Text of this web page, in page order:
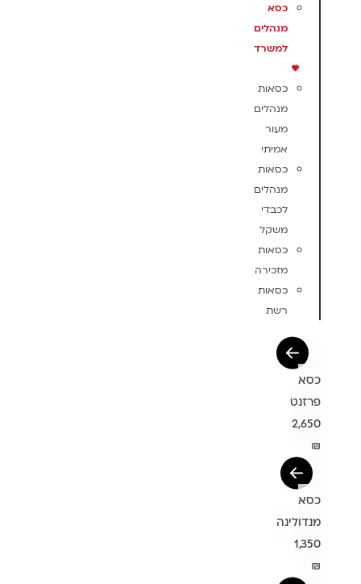
כסא
מנהלים
למשרד
כסאות
מנהלים
מעור
אמיתי
כסאות
מנהלים
לכבדי
משקל
כסאות
מזכירה
כסאות
רשת
כסא
פרזנט
2,650
₪
כסא
מנדולינה
1,350
₪